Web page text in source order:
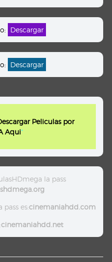
Descargar
Descargar
Peliculas por
Aqui"
la pass
es:cinemaniahdd.com
cinemaniahdd.net